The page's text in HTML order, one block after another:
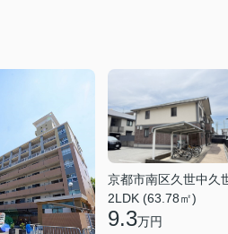
京都市南区久世中久
2LDK (63.78㎡)
9.3万円